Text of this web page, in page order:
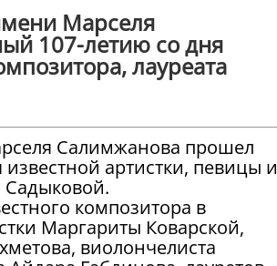
Марселя
107-летию со дня
лауреата
Салимжанова прошел
артистки, певицы и
Садыковой.
композитора в
Маргариты Коварской,
виолончелиста